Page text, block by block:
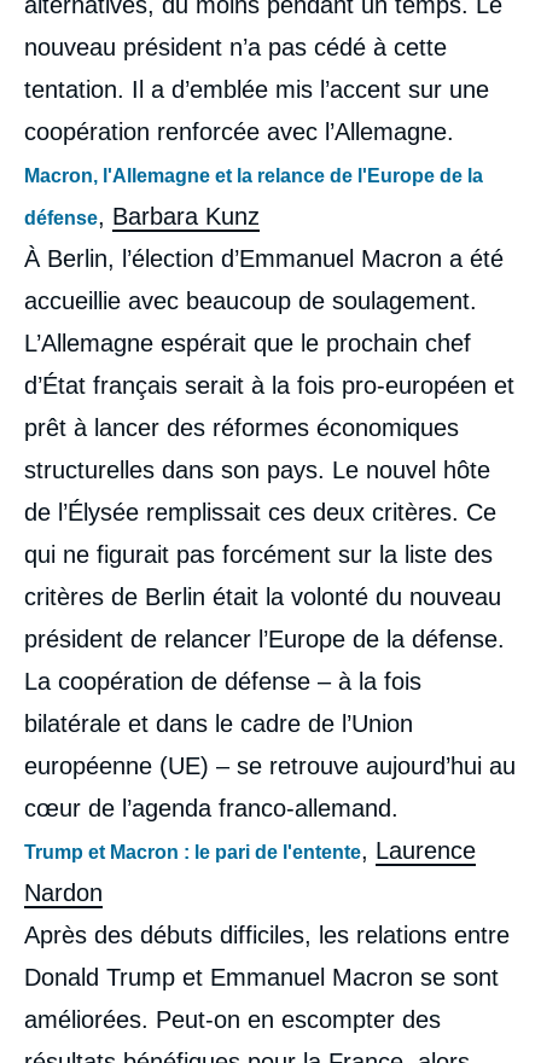
nouveau président n’a pas cédé à cette
tentation. Il a d’emblée mis l’accent sur une
coopération renforcée avec l’Allemagne.
Macron, l'Allemagne et la relance de l'Europe de la
défense, Barbara Kunz
À Berlin, l’élection d’Emmanuel Macron a été
accueillie avec beaucoup de soulagement.
L’Allemagne espérait que le prochain chef
d’État français serait à la fois pro-européen et
prêt à lancer des réformes économiques
structurelles dans son pays. Le nouvel hôte
de l’Élysée remplissait ces deux critères. Ce
qui ne figurait pas forcément sur la liste des
critères de Berlin était la volonté du nouveau
président de relancer l’Europe de la défense.
La coopération de défense – à la fois
bilatérale et dans le cadre de l’Union
européenne (UE) – se retrouve aujourd’hui au
cœur de l’agenda franco-allemand.
Trump et Macron : le pari de l'entente, Laurence
Nardon
Après des débuts difficiles, les relations entre
Donald Trump et Emmanuel Macron se sont
améliorées. Peut-on en escompter des
Thomas GOMART, Marc HECKER, «
Macron, an I. Quelle politique étrangère ? »,
Études, Ifri, 13 avril 2018.
Copier